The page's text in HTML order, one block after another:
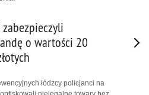
o wartości 20
łódzcy policjanci na